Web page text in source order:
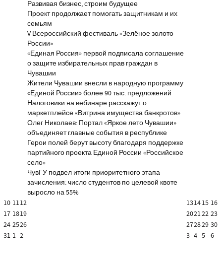
Развивая бизнес, строим будущее
Проект продолжает помогать защитникам и их
семьям
V Всероссийский фестиваль «Зелёное золото
России»
«Единая Россия» первой подписала соглашение
о защите избирательных прав граждан в
Чувашии
Жители Чувашии внесли в народную программу
«Единой России» более 90 тыс. предложений
Налоговики на вебинаре расскажут о
маркетплейсе «Витрина имущества банкротов»
Олег Николаев: Портал «Яркое лето Чувашии»
объединяет главные события в республике
Герои полей берут высоту благодаря поддержке
партийного проекта Единой России «Российское
село»
ЧувГУ подвел итоги приоритетного этапа
зачисления: число студентов по целевой квоте
выросло на 55%
10 1112 131415 16
17 1819 202122 23
24 2526 272829 30
31 1 2 3 4 5 6